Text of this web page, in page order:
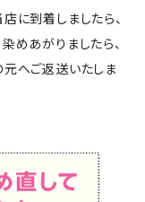
に到着しましたら、
めあがりましたら、
元へご返送いたしま